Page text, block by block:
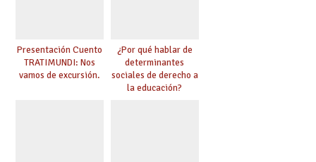
Presentación Cuento
TRATIMUNDI: Nos
vamos de excursión.
¿Por qué hablar de
determinantes
sociales de derecho a
la educación?